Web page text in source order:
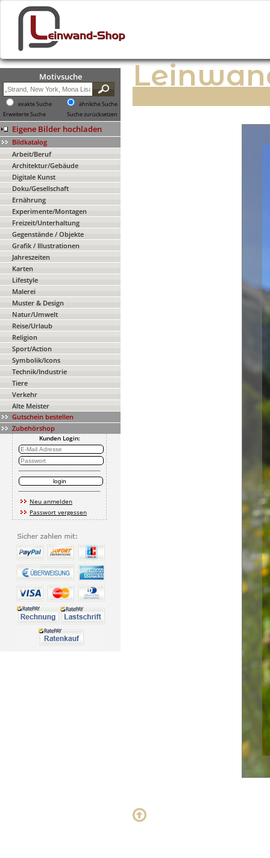
Motivsuche
exakte Suche
ähnliche Suche
Erweiterte Suche
Suche zurücksetzen
Eigene Bilder hochladen
Bildkatalog
Arbeit/Beruf
Architektur/Gebäude
Digitale Kunst
Doku/Gesellschaft
Ernährung
Experimente/Montagen
Freizeit/Unterhaltung
Gegenstände / Objekte
Grafik / Illustrationen
Jahreszeiten
Karten
Lifestyle
Malerei
Muster & Design
Natur/Umwelt
Reise/Urlaub
Religion
Sport/Action
Symbolik/Icons
Technik/Industrie
Tiere
Verkehr
Alte Meister
Gutschein bestellen
Zubehörshop
Kunden Login:
Neu anmelden
Passwort vergessen